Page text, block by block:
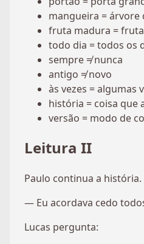
mangueira = árvore
fruta madura =
todo dia = todos os
sempre ≠ nunca
antigo ≠ novo
às vezes = algumas
história = coisa que
versão = modo de
Leitura II
Paulo continua a história.
— Eu acordava cedo
Lucas pergunta: